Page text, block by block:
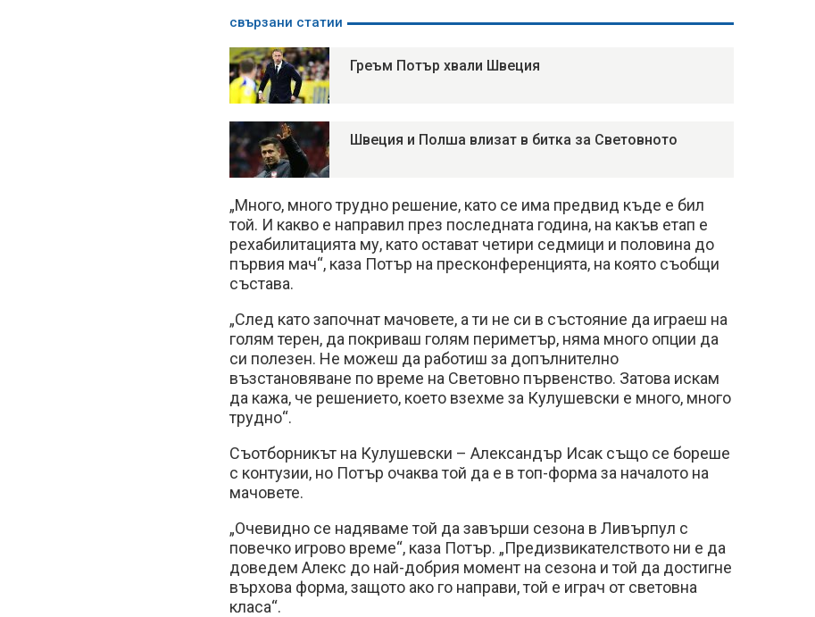
свързани статии
Греъм Потър хвали Швеция
Швеция и Полша влизат в битка за Световното
„Много, много трудно решение, като се има предвид къде е бил
той. И какво е направил през последната година, на какъв етап е
рехабилитацията му, като остават четири седмици и половина до
първия мач“, каза Потър на пресконференцията, на която съобщи
състава.
„След като започнат мачовете, а ти не си в състояние да играеш на
голям терен, да покриваш голям периметър, няма много опции да
си полезен. Не можеш да работиш за допълнително
възстановяване по време на Световно първенство. Затова искам
да кажа, че решението, което взехме за Кулушевски е много, много
трудно“.
Съотборникът на Кулушевски – Александър Исак също се бореше
с контузии, но Потър очаква той да е в топ-форма за началото на
мачовете.
„Очевидно се надяваме той да завърши сезона в Ливърпул с
повечко игрово време“, каза Потър. „Предизвикателството ни е да
доведем Алекс до най-добрия момент на сезона и той да достигне
върхова форма, защото ако го направи, той е играч от световна
класа“.